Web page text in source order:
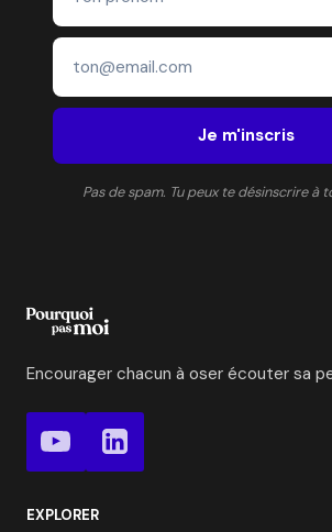
Je m'inscris
Pas de spam. Tu peux te désinscrire à
Encourager chacun à oser écouter sa
EXPLORER